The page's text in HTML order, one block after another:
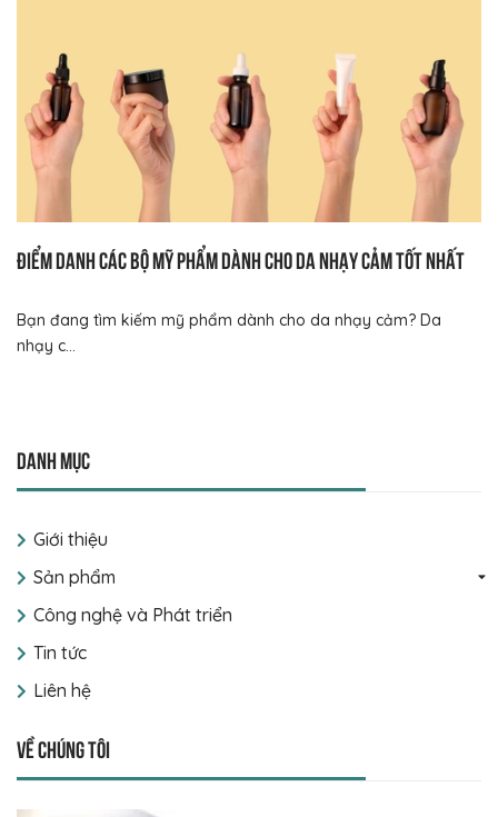
Điểm danh các bộ mỹ phẩm dành cho da nhạy cảm tốt nhất
Bạn đang tìm kiếm mỹ phẩm dành cho da nhạy cảm? Da
nhạy c...
Danh mục
Giới thiệu
Sản phẩm
Công nghệ và Phát triển
Tin tức
Liên hệ
Về chúng tôi